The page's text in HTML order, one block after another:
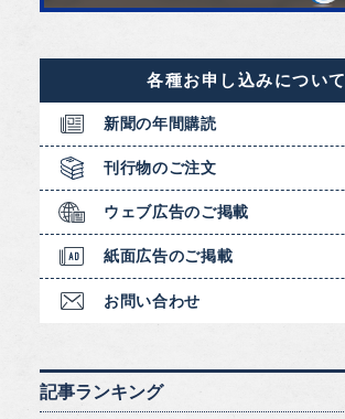
各種お申し込みについて
新聞の年間購読
刊行物のご注文
ウェブ広告のご掲載
紙面広告のご掲載
お問い合わせ
記事ランキング